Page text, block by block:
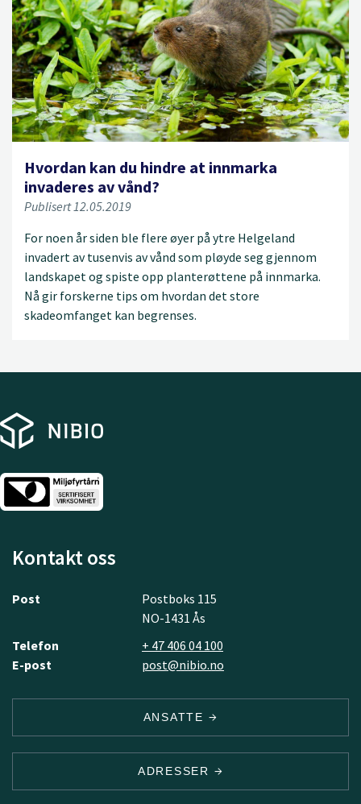
Hvordan kan du hindre at innmarka
invaderes av vånd?
Publisert 12.05.2019
For noen år siden ble flere øyer på ytre Helgeland
invadert av tusenvis av vånd som pløyde seg gjennom
landskapet og spiste opp planterøttene på innmarka.
Nå gir forskerne tips om hvordan det store
skadeomfanget kan begrenses.
Kontakt oss
Post
Postboks 115
NO-1431 Ås
Telefon
+ 47 406 04 100
E-post
post@nibio.no
ANSATTE
ADRESSER